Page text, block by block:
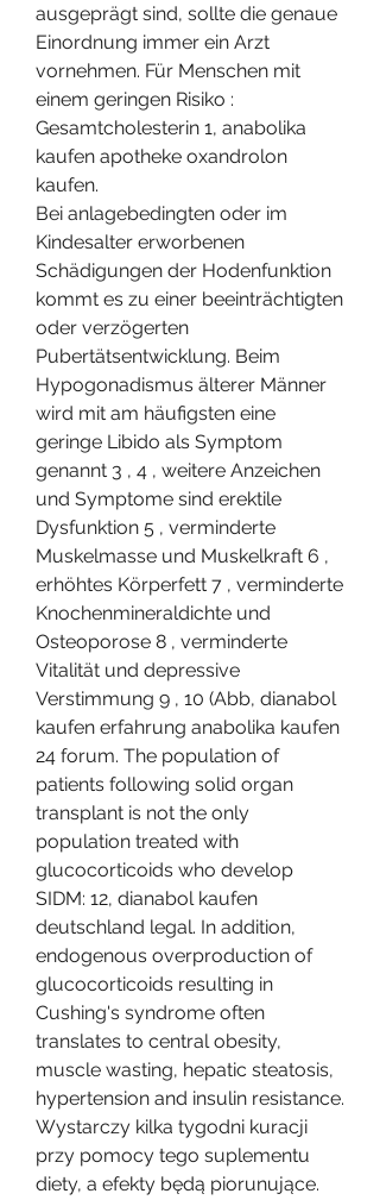
ausgeprägt sind, sollte die genaue
Einordnung immer ein Arzt
vornehmen. Für Menschen mit
einem geringen Risiko :
Gesamtcholesterin 1, anabolika
kaufen apotheke oxandrolon
kaufen.
Bei anlagebedingten oder im
Kindesalter erworbenen
Schädigungen der Hodenfunktion
kommt es zu einer beeinträchtigten
oder verzögerten
Pubertätsentwicklung. Beim
Hypogonadismus älterer Männer
wird mit am häufigsten eine
geringe Libido als Symptom
genannt 3 , 4 , weitere Anzeichen
und Symptome sind erektile
Dysfunktion 5 , verminderte
Muskelmasse und Muskelkraft 6 ,
erhöhtes Körperfett 7 , verminderte
Knochenmineraldichte und
Osteoporose 8 , verminderte
Vitalität und depressive
Verstimmung 9 , 10 (Abb, dianabol
kaufen erfahrung anabolika kaufen
24 forum. The population of
patients following solid organ
transplant is not the only
population treated with
glucocorticoids who develop
SIDM: 12, dianabol kaufen
deutschland legal. In addition,
endogenous overproduction of
glucocorticoids resulting in
Cushing's syndrome often
translates to central obesity,
muscle wasting, hepatic steatosis,
hypertension and insulin resistance.
Wystarczy kilka tygodni kuracji
przy pomocy tego suplementu
diety, a efekty będą piorunujące.